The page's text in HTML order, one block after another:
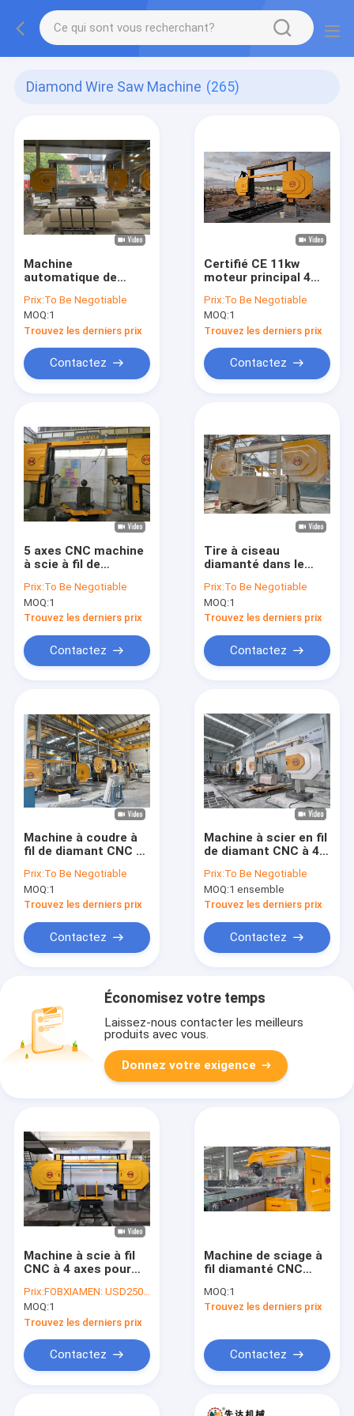
Diamond Wire Saw Machine (265)
Machine
automatique de
fil CNC pour le
marbre et le granit
Prix:To Be Negotiable
MOQ:1
Trouvez les derniers prix
Contactez
Certifié CE 11kw
moteur principal 4
pour l'usinage rapide
et précis
Prix:To Be Negotiable
MOQ:1
Trouvez les derniers prix
Contactez
5 axes CNC machine
à scie à fil de
formes 3D et les
formes uniques
Prix:To Be Negotiable
MOQ:1
Trouvez les derniers prix
Contactez
Tire à ciseau
diamanté dans le
maximal Taille
2000*3000*1500mm
Et poids brut 5500kg
Prix:To Be Negotiable
MOQ:1
Trouvez les derniers prix
Contactez
Machine à coudre à
fil de diamant CNC à
2000/2500/3000 pour
les formes spéciales,
les dalles de colonne
Prix:To Be Negotiable
MOQ:1
Trouvez les derniers prix
Contactez
Machine à scier en fil
de diamant CNC à 4
de granit et de
marbre
Prix:To Be Negotiable
MOQ:1 ensemble
Trouvez les derniers prix
Contactez
Économisez votre temps
Laissez-nous contacter les meilleurs
produits avec vous.
Donnez votre exigence
Machine à scie à fil
CNC à 4 axes pour
spéciale, les
équipements de
profilage de pierre
irrégulière
Prix:FOBXIAMEN: USD25000~30000
MOQ:1
Trouvez les derniers prix
Contactez
Machine de sciage à
fil diamanté CNC
précision CNC 3
axes, travail
table et protection
de tension en temps
réel
MOQ:1
Trouvez les derniers prix
Contactez